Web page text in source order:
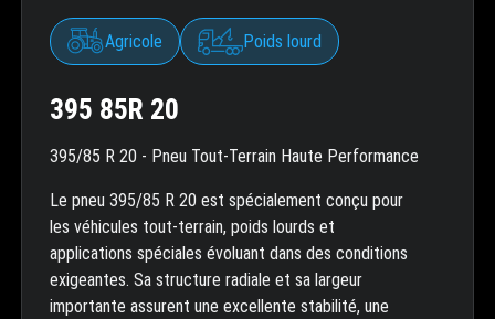
Agricole Poids lourd
395 85R 20
395/85 R 20 - Pneu Tout-Terrain Haute Performance
Le pneu 395/85 R 20 est spécialement conçu pour
les véhicules tout-terrain, poids lourds et
applications spéciales évoluant dans des conditions
exigeantes. Sa structure radiale et sa largeur
importante assurent une excellente stabilité, une